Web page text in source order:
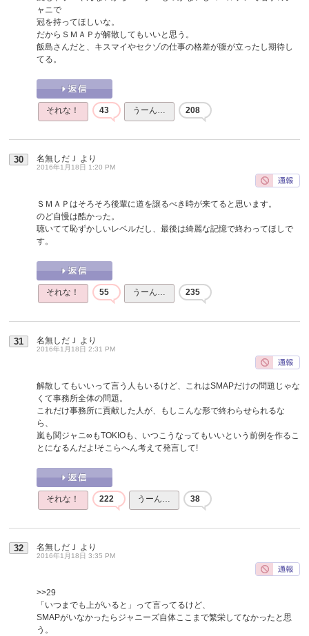
ャニで
冠を持ってほしいな。
だからＳＭＡＰが解散してもいいと思う。
飯島さんだと、キスマイやセクゾの仕事の格差が腹が立ったし期待し
てる。
それな！ 43 うーん… 208
30 名無しだＪ より
2016年1月18日 1:20 PM
ＳＭＡＰはそろそろ後輩に道を譲るべき時が来てると思います。
のど自慢は酷かった。
聴いてて恥ずかしいレベルだし、最後は綺麗な記憶で終わってほしで
す。
それな！ 55 うーん… 235
31 名無しだＪ より
2016年1月18日 2:31 PM
解散してもいいって言う人もいるけど、これはSMAPだけの問題じゃな
くて事務所全体の問題。
これだけ事務所に貢献した人が、もしこんな形で終わらせられるな
ら、
嵐も関ジャニ∞もTOKIOも、いつこうなってもいいという前例を作るこ
とになるんだよ!そこらへん考えて発言して!
それな！ 222 うーん… 38
32 名無しだＪ より
2016年1月18日 3:35 PM
>>29
「いつまでも上がいると」って言ってるけど、
SMAPがいなかったらジャニーズ自体ここまで繁栄してなかったと思
う。